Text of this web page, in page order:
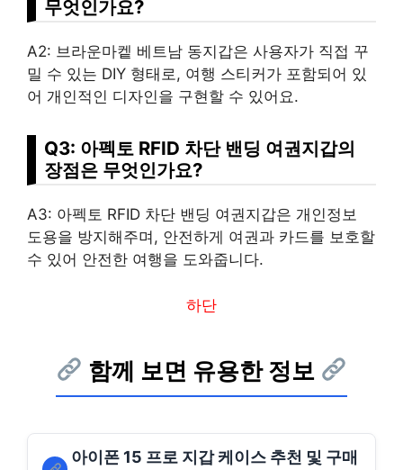
무엇인가요?
A2: 브라운마켙 베트남 동지갑은 사용자가 직접 꾸
밀 수 있는 DIY 형태로, 여행 스티커가 포함되어 있
어 개인적인 디자인을 구현할 수 있어요.
Q3: 아펙토 RFID 차단 밴딩 여권지갑의
장점은 무엇인가요?
A3: 아펙토 RFID 차단 밴딩 여권지갑은 개인정보
도용을 방지해주며, 안전하게 여권과 카드를 보호할
수 있어 안전한 여행을 도와줍니다.
하단
함께 보면 유용한 정보
아이폰 15 프로 지갑 케이스 추천 및 구매